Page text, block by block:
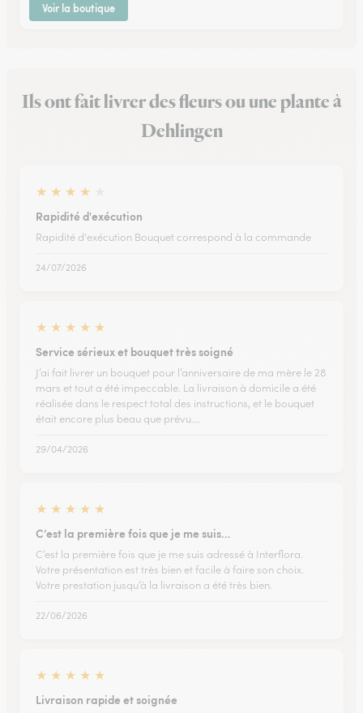
Voir la boutique
Ils ont fait livrer des fleurs ou une plante à
Dehlingen
★ ★ ★ ★
Rapidité d'exécution
Rapidité d'exécution Bouquet correspond à la commande
24/07/2026
★ ★ ★ ★ ★
Service sérieux et bouquet très soigné
J’ai fait livrer un bouquet pour l’anniversaire de ma mère le 28
mars et tout a été impeccable. La livraison à domicile a été
réalisée dans le respect total des instructions, et le bouquet
était encore plus beau que prévu.…
29/04/2026
★ ★ ★ ★ ★
C’est la première fois que je me suis…
C’est la première fois que je me suis adressé à Interflora.
Votre présentation est très bien et facile à faire son choix.
Votre prestation jusqu’à la livraison a été très bien.
22/06/2026
★ ★ ★ ★ ★
Livraison rapide et soignée